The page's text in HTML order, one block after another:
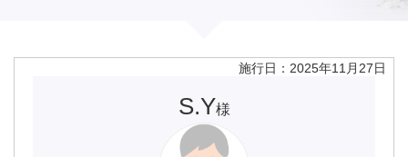
施行日：2025年11月27日
S.Y様